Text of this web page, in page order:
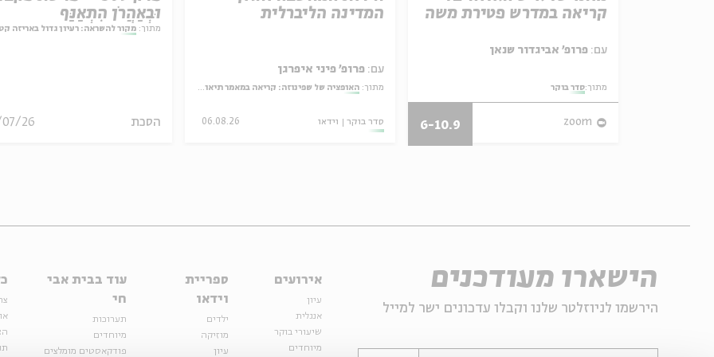
וּבְאַהֲרֹן הִתְאַנַּף
מתוך: מקור להשראה: רעיון גדול באריזה
הסכת 26
המדינה הליברלית
עם: פרופ' פיני איפרגן
מתוך: האופציה של שפינוזה: קריאה במאמר תיאולוגי־מדיני
סדר בוקר וידאו 06.08.26
קריאה במדרש פטירת משה
עם:
מתוך:סדר בוקר
zoom
6-10.9
הישארו מעודכנים
הירשמו לניוזלטר שלנו וקבלו עדכונים ישר למייל
אירועים
עיון
אנגלית
שיעורי בוקר
מיוחדים
ספריית
וידאו
ילדים
מוזיקה
עיון
עוד בבית אבי
חי
תערוכות
מיוחדים
פודקאסטים מומלצים